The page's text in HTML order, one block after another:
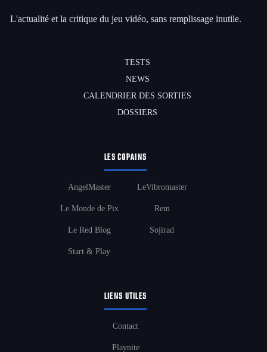
L'actualité et la critique du jeu vidéo, sans remplissage inutile.
TESTS
NEWS
CALENDRIER DES SORTIES
DOSSIERS
LES COPAINS
AngelMaster
Le Monde de Pix
Le Red Blog
Start & Play
LeVibromaster
Rem
Sojirad
LIENS UTILES
Contact
Playnite